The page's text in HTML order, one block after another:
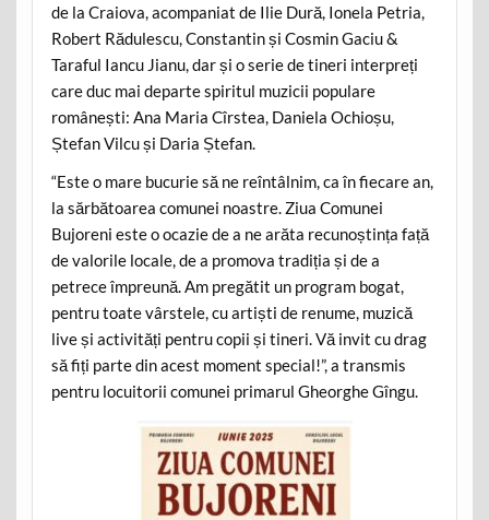
de la Craiova, acompaniat de Ilie Dură, Ionela Petria,
Robert Rădulescu, Constantin și Cosmin Gaciu &
Taraful Iancu Jianu, dar și o serie de tineri interpreți
care duc mai departe spiritul muzicii populare
românești: Ana Maria Cîrstea, Daniela Ochioșu,
Ștefan Vilcu și Daria Ștefan.
“Este o mare bucurie să ne reîntâlnim, ca în fiecare an,
la sărbătoarea comunei noastre. Ziua Comunei
Bujoreni este o ocazie de a ne arăta recunoștința față
de valorile locale, de a promova tradiția și de a
petrece împreună. Am pregătit un program bogat,
pentru toate vârstele, cu artiști de renume, muzică
live și activități pentru copii și tineri. Vă invit cu drag
să fiți parte din acest moment special!”, a transmis
pentru locuitorii comunei primarul Gheorghe Gîngu.